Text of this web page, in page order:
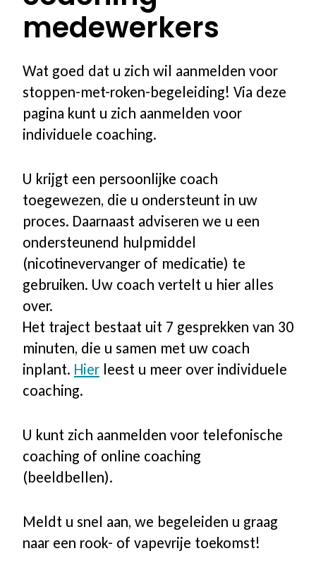
Aanvragen informatiematerialen
Voor bedrijven
Waarom begeleiding voor uw
Aanbod voor uw bedrijf
Stappenplan & proces
Referenties
Academie Rookvrij!
Aanbod nascholing
CO-meters
Startpakketten
medewerkers
Wat goed dat u zich wil aanmelden voor
stoppen-met-roken-begeleiding! Via deze
pagina kunt u zich aanmelden voor
individuele coaching.
U krijgt een persoonlijke coach
toegewezen, die u ondersteunt in uw
proces. Daarnaast adviseren we u een
ondersteunend hulpmiddel
(nicotinevervanger of medicatie) te
gebruiken. Uw coach vertelt u hier alles
over.
Het traject bestaat uit 7 gesprekken van 30
minuten, die u samen met uw coach
inplant. Hier leest u meer over individuele
coaching.
U kunt zich aanmelden voor telefonische
coaching of online coaching
(beeldbellen).
Meldt u snel aan, we begeleiden u graag
naar een rook- of vapevrije toekomst!